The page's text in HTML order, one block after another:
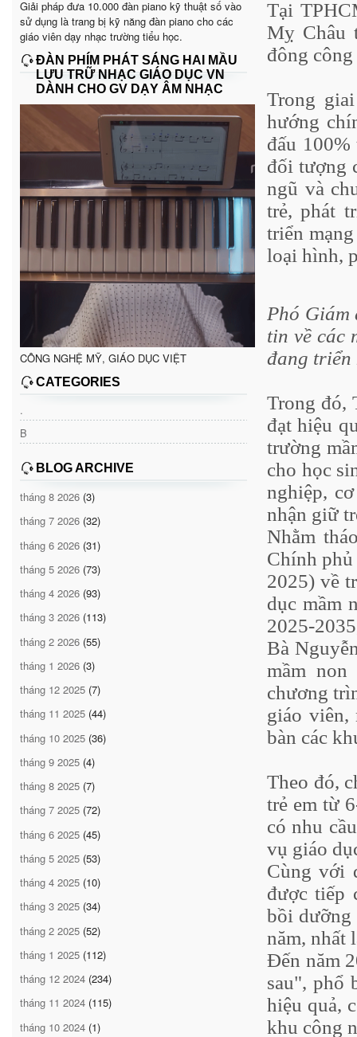
Giải pháp đưa 10.000 đàn piano kỹ thuật số vào
sử dụng là trang bị kỹ năng đàn piano cho các
giáo viên dạy nhạc trường tiểu học.
ĐÀN PHÍM PHÁT SÁNG HAI MẦU
LƯU TRỮ NHẠC GIÁO DỤC VN
DÀNH CHO GV DẠY ÂM NHẠC
CÔNG NGHỆ MỸ, GIÁO DỤC VIỆT
CATEGORIES
.
B
BLOG ARCHIVE
tháng 8 2026 (3)
tháng 7 2026 (32)
tháng 6 2026 (31)
tháng 5 2026 (73)
tháng 4 2026 (93)
tháng 3 2026 (113)
tháng 2 2026 (55)
tháng 1 2026 (3)
tháng 12 2025 (7)
tháng 11 2025 (44)
tháng 10 2025 (36)
tháng 9 2025 (4)
tháng 8 2025 (7)
tháng 7 2025 (72)
tháng 6 2025 (45)
tháng 5 2025 (53)
tháng 4 2025 (10)
tháng 3 2025 (34)
tháng 2 2025 (52)
tháng 1 2025 (112)
tháng 12 2024 (234)
tháng 11 2024 (115)
tháng 10 2024 (1)
Tại
Mỵ Châu
đông
Trong
hướng
đấu 100%
đối tượng
ngũ và
trẻ, phát
triển
loại hình,
Phó
tin về các
đang
Trong đó,
đạt hiệu
trường
cho học
nghiệp,
nhận giữ
Nhằm
Chính
2025) về
dục mầm
2025-
Bà
mầm
chương
giáo viên,
bàn các
Theo đó,
trẻ em từ
có nhu
vụ giáo
Cùng với
được tiếp
bồi dưỡng
năm, nhất
Đến năm
sau", phổ
hiệu quả,
khu công